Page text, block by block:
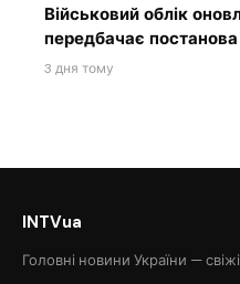
Військовий облік
передбачає
3 дня тому
INTVua
Головні новини України —